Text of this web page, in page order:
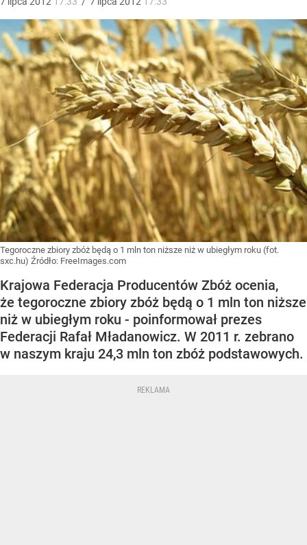
Tegoroczne zbiory zbóż będą o 1 mln ton niższe niż w ubiegłym roku (fot.
sxc.hu) Źródło: FreeImages.com
Krajowa Federacja Producentów Zbóż ocenia,
że tegoroczne zbiory zbóż będą o 1 mln ton niższe
niż w ubiegłym roku - poinformował prezes
Federacji Rafał Mładanowicz. W 2011 r. zebrano
w naszym kraju 24,3 mln ton zbóż podstawowych.